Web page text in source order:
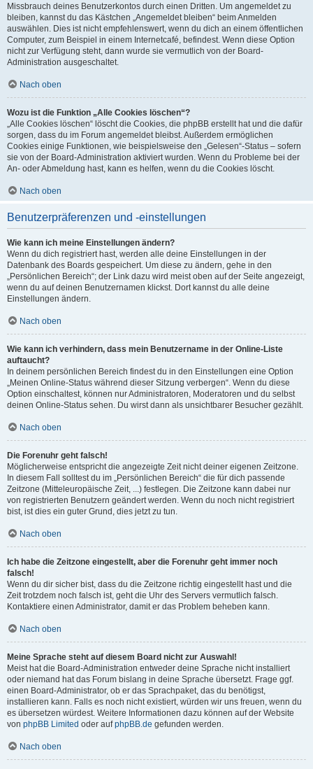
Missbrauch deines Benutzerkontos durch einen Dritten. Um angemeldet zu
bleiben, kannst du das Kästchen „Angemeldet bleiben“ beim Anmelden
auswählen. Dies ist nicht empfehlenswert, wenn du dich an einem öffentlichen
Computer, zum Beispiel in einem Internetcafé, befindest. Wenn diese Option
nicht zur Verfügung steht, dann wurde sie vermutlich von der Board-
Administration ausgeschaltet.
Nach oben
Wozu ist die Funktion „Alle Cookies löschen“?
„Alle Cookies löschen“ löscht die Cookies, die phpBB erstellt hat und die dafür
sorgen, dass du im Forum angemeldet bleibst. Außerdem ermöglichen
Cookies einige Funktionen, wie beispielsweise den „Gelesen“-Status – sofern
sie von der Board-Administration aktiviert wurden. Wenn du Probleme bei der
An- oder Abmeldung hast, kann es helfen, wenn du die Cookies löscht.
Nach oben
Benutzerpräferenzen und -einstellungen
Wie kann ich meine Einstellungen ändern?
Wenn du dich registriert hast, werden alle deine Einstellungen in der
Datenbank des Boards gespeichert. Um diese zu ändern, gehe in den
„Persönlichen Bereich“; der Link dazu wird meist oben auf der Seite angezeigt,
wenn du auf deinen Benutzernamen klickst. Dort kannst du alle deine
Einstellungen ändern.
Nach oben
Wie kann ich verhindern, dass mein Benutzername in der Online-Liste
auftaucht?
In deinem persönlichen Bereich findest du in den Einstellungen eine Option
„Meinen Online-Status während dieser Sitzung verbergen“. Wenn du diese
Option einschaltest, können nur Administratoren, Moderatoren und du selbst
deinen Online-Status sehen. Du wirst dann als unsichtbarer Besucher gezählt.
Nach oben
Die Forenuhr geht falsch!
Möglicherweise entspricht die angezeigte Zeit nicht deiner eigenen Zeitzone.
In diesem Fall solltest du im „Persönlichen Bereich“ die für dich passende
Zeitzone (Mitteleuropäische Zeit, ...) festlegen. Die Zeitzone kann dabei nur
von registrierten Benutzern geändert werden. Wenn du noch nicht registriert
bist, ist dies ein guter Grund, dies jetzt zu tun.
Nach oben
Ich habe die Zeitzone eingestellt, aber die Forenuhr geht immer noch
falsch!
Wenn du dir sicher bist, dass du die Zeitzone richtig eingestellt hast und die
Zeit trotzdem noch falsch ist, geht die Uhr des Servers vermutlich falsch.
Kontaktiere einen Administrator, damit er das Problem beheben kann.
Nach oben
Meine Sprache steht auf diesem Board nicht zur Auswahl!
Meist hat die Board-Administration entweder deine Sprache nicht installiert
oder niemand hat das Forum bislang in deine Sprache übersetzt. Frage ggf.
einen Board-Administrator, ob er das Sprachpaket, das du benötigst,
installieren kann. Falls es noch nicht existiert, würden wir uns freuen, wenn du
es übersetzen würdest. Weitere Informationen dazu können auf der Website
von phpBB Limited oder aufphpBB.de gefunden werden.
Nach oben